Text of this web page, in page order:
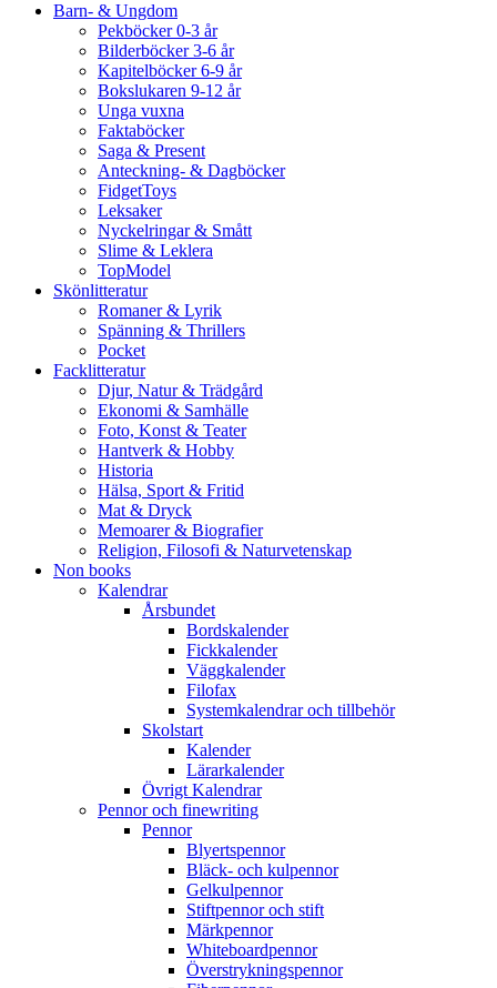
Barn- & Ungdom
Pekböcker 0-3 år
Bilderböcker 3-6 år
Kapitelböcker 6-9 år
Bokslukaren 9-12 år
Unga vuxna
Faktaböcker
Saga & Present
Anteckning- & Dagböcker
FidgetToys
Leksaker
Nyckelringar & Smått
Slime & Leklera
TopModel
Skönlitteratur
Romaner & Lyrik
Spänning & Thrillers
Pocket
Facklitteratur
Djur, Natur & Trädgård
Ekonomi & Samhälle
Foto, Konst & Teater
Hantverk & Hobby
Historia
Hälsa, Sport & Fritid
Mat & Dryck
Memoarer & Biografier
Religion, Filosofi & Naturvetenskap
Non books
Kalendrar
Årsbundet
Bordskalender
Fickkalender
Väggkalender
Filofax
Systemkalendrar och tillbehör
Skolstart
Kalender
Lärarkalender
Övrigt Kalendrar
Pennor och finewriting
Pennor
Blyertspennor
Bläck- och kulpennor
Gelkulpennor
Stiftpennor och stift
Märkpennor
Whiteboardpennor
Överstrykningspennor